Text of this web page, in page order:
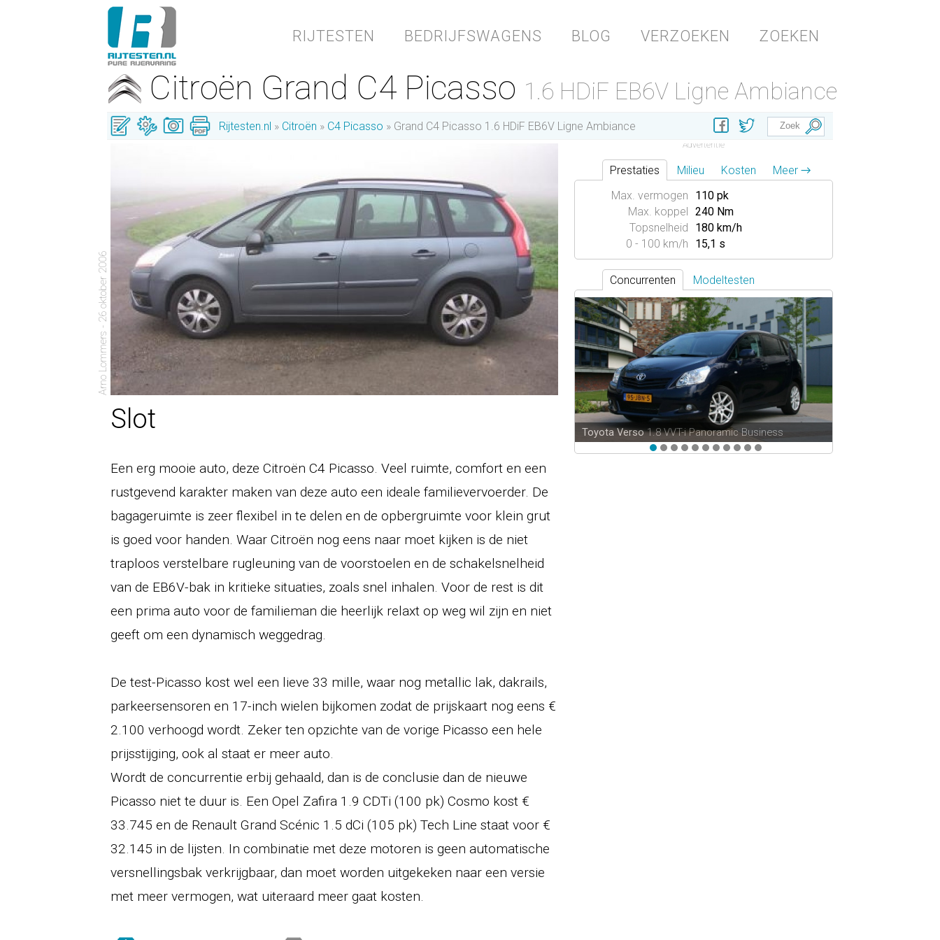
RIJTESTEN BEDRIJFSWAGENS BLOG VERZOEKEN ZOEKEN
Citroën Grand C4 Picasso 1.6 HDiF EB6V Ligne Ambiance
Rijtesten.nl Citroën C4 Picasso Grand C4 Picasso 1.6 HDiF EB6V Ligne Ambiance
Arno Lommers - 26 oktober 2006
Slot
Een erg mooie auto, deze Citroën C4 Picasso. Veel ruimte, comfort en een
rustgevend karakter maken van deze auto een ideale familievervoerder. De
bagageruimte is zeer flexibel in te delen en de opbergruimte voor klein grut
is goed voor handen. Waar Citroën nog eens naar moet kijken is de niet
traploos verstelbare rugleuning van de voorstoelen en de schakelsnelheid
van de EB6V-bak in kritieke situaties, zoals snel inhalen. Voor de rest is dit
een prima auto voor de familieman die heerlijk relaxt op weg wil zijn en niet
geeft om een dynamisch weggedrag.
De test-Picasso kost wel een lieve 33 mille, waar nog metallic lak, dakrails,
parkeersensoren en 17-inch wielen bijkomen zodat de prijskaart nog eens €
2.100 verhoogd wordt. Zeker ten opzichte van de vorige Picasso een hele
prijsstijging, ook al staat er meer auto.
Wordt de concurrentie erbij gehaald, dan is de conclusie dan de nieuwe
Picasso niet te duur is. Een Opel Zafira 1.9 CDTi (100 pk) Cosmo kost €
33.745 en de Renault Grand Scénic 1.5 dCi (105 pk) Tech Line staat voor €
32.145 in de lijsten. In combinatie met deze motoren is geen automatische
versnellingsbak verkrijgbaar, dan moet worden uitgekeken naar een versie
met meer vermogen, wat uiteraard meer gaat kosten.
Prestaties Milieu Kosten
Meer →
Max. vermogen
110 pk
Max. koppel 240 Nm
Topsnelheid
180 km/h
0 - 100 km/h
15,1 s
Concurrenten Modeltesten
Toyota Verso1.8 VVT-i Panoramic Business